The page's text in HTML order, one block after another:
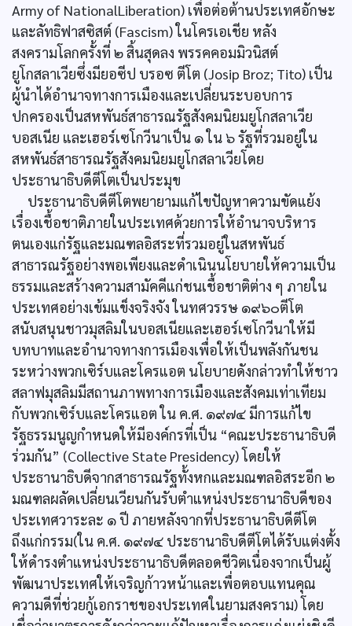
Army of NationalLiberation) เพื่อต่อต้านประเทศอักษะ
และลัทธิฟาสซิสต์ (Fascism) ในโครเอเชีย หลัง
สงครามโลกครั้งที่ ๒ สิ้นสุดลง พรรคคอมมิวนิสต์
ยูโกสลาเวียซึ่งมียอซีป บรอซ ตีโต (Josip Broz; Tito) เป็น
ผู้นำได้อำนาจทางการเมืองและเปลี่ยนระบอบการ
ปกครองเป็นสหพันธ์สาธารณรัฐสังคมนิยมยูโกสลาเวีย
บอสเนีย และเฮอร์เซโกวีนาเป็น ๑ ใน ๖ รัฐที่รวมอยู่ใน
สหพันธ์สาธารณรัฐสังคมนิยมยูโกสลาเวียโดย
ประธานาธิบดีตีโตเป็นประมุข
ประธานาธิบดีตีโตพยายามแก้ไขปัญหาความขัดแย้ง
เรื่องเชื้อชาติภายในประเทศด้วยการให้อำนาจบริหาร
ตนเองแก่รัฐและมณฑลอิสระที่รวมอยู่ในสหพันธ์
สาธารณรัฐอย่างพอเพียงและดำเนินนโยบายให้ความเป็น
ธรรมและสร้างความสามัคคีแก่ชนเชื้อชาติต่าง ๆ ภายใน
ประเทศอย่างเข้มแข็งจริงจัง ในทศวรรษ ๑๙๖๐ตีโต
สนับสนุนชาวมุสลิมในบอสเนียและเฮอร์เซโกวีนาให้มี
บทบาทและอำนาจทางการเมืองเพื่อให้เป็นพลังกันชน
ระหว่างพวกเซิร์บและโครแอต นโยบายดังกล่าวทำให้ชาว
สลาฟมุสลิมมีสถานภาพทางการเมืองและสังคมเท่าเทียม
กับพวกเซิร์บและโครแอต ใน ค.ศ. ๑๙๗๔ มีการแก้ไข
รัฐธรรมนูญกำหนดให้มีองค์กรที่เป็น “คณะประธานาธิบดี
ร่วมกัน” (Collective State Presidency) โดยให้
ประธานาธิบดีจากสาธารณรัฐทั้งหกและมณฑลอิสระอีก ๒
มณฑลผลัดเปลี่ยนเวียนกันรับตำแหน่งประธานาธิบดีของ
ประเทศวาระละ ๑ ปี ภายหลังจากที่ประธานาธิบดีตีโต
ถึงแก่กรรม(ใน ค.ศ. ๑๙๗๔ ประธานาธิบดีตีโตได้รับแต่งตั้ง
ให้ดำรงตำแหน่งประธานาธิบดีตลอดชีวิตเนื่องจากเป็นผู้
พัฒนาประเทศให้เจริญก้าวหน้าและเพื่อตอบแทนคุณ
ความดีที่ช่วยกู้เอกราชของประเทศในยามสงคราม) โดย